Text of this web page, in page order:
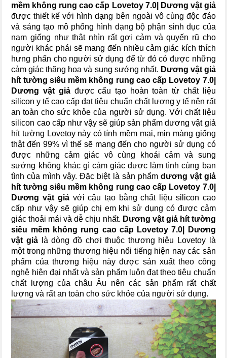
mềm không rung cao cấp Lovetoy 7.0| Dương vật giả
được thiết kế với hình dạng bên ngoài vô cùng độc đáo
và sáng tạo mô phổng hình dạng bộ phận sinh dục của
nam giống như thật nhìn rất gợi cảm và quyến rũ cho
người khác phái sẽ mang đến nhiều cảm giác kích thích
hưng phấn cho người sử dụng để từ đó có được những
cảm giác thăng hoa và sung sướng nhất. Dương vật giả
hít tường siêu mềm không rung cao cấp Lovetoy 7.0|
Dương vật giảđược cấu tạo hoàn toàn từ chất liệu
silicon y tế cao cấp đạt tiêu chuẩn chất lượng y tế nên rất
an toàn cho sức khỏe của người sử dụng. Với chất liệu
silicon cao cấp như vậy sẽ giúp sản phẩm dương vật giả
hít tường Lovetoy này có tính mềm mại, mịn màng giống
thật đến 99% vì thế sẽ mang đến cho người sử dụng có
được những cảm giác vô cùng khoái cảm và sung
sướng không khác gì cảm giác được làm tình cùng bạn
tình của mình vậy. Đặc biệt là sản phẩm dương vật giả
hít tường siêu mềm không rung cao cấp Lovetoy 7.0|
Dương vật giảvới cậu tạo bằng chất liệu silicon cao
cấp như vậy sẽ giúp chị em khi sử dụng có được cảm
giác thoải mái và dễ chịu nhất. Dương vật giả hít tường
siêu mềm không rung cao cấp Lovetoy 7.0| Dương
vật giả là dòng đồ chơi thuộc thương hiệu Lovetoy là
một trong những thương hiệu nổi tiếng hiện nay các sản
phẩm của thương hiệu này được sản xuất theo công
nghệ hiện đại nhất và sản phẩm luôn đạt theo tiêu chuẩn
chất lượng của châu Âu nên các sản phẩm rất chất
lượng và rất an toàn cho sức khỏe của người sử dụng.